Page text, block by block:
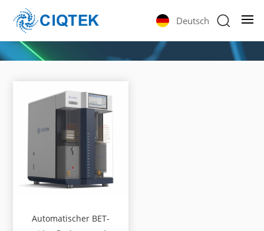
Deutsch
Automatischer BET-